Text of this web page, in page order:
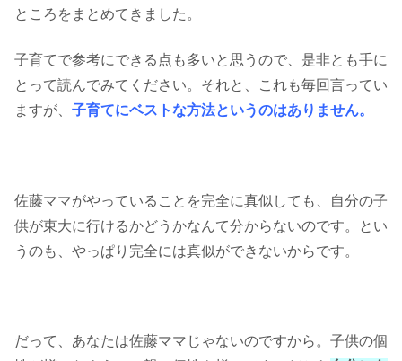
ところをまとめてきました。
子育てで参考にできる点も多いと思うので、是非とも手に
とって読んでみてください。それと、これも毎回言ってい
ますが、 子育てにベストな方法というのはありません。
佐藤ママがやっていることを完全に真似しても、自分の子
供が東大に行けるかどうかなんて分からないのです。とい
うのも、やっぱり完全には真似ができないからです。
だって、あなたは佐藤ママじゃないのですから。子供の個